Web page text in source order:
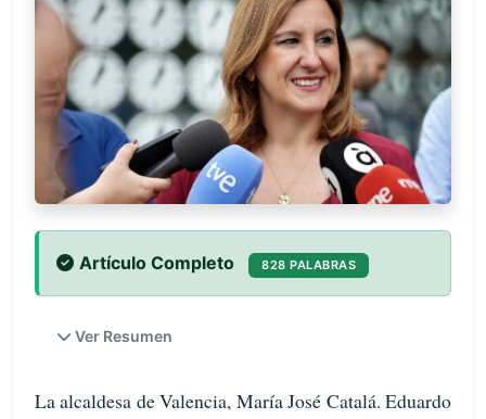
Artículo Completo 828 PALABRAS
Ver Resumen
La alcaldesa de Valencia, María José Catalá. Eduardo